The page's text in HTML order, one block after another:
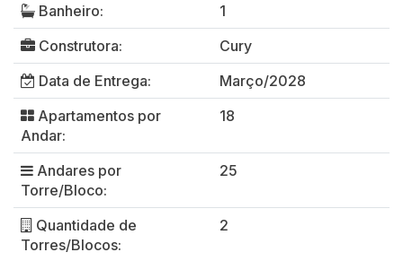
Banheiro:
1
Construtora:
Cury
Data de Entrega:
Março/2028
Apartamentos por
Andar:
18
Andares por
Torre/Bloco:
25
Quantidade de
Torres/Blocos:
2